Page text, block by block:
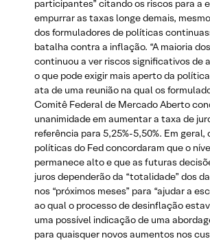
participantes” citando os riscos para a
empurrar as taxas longe demais, mesmo
dos formuladores de políticas
batalha contra a inflação. “A maioria
continuou a ver riscos significativos de
o que pode exigir mais aperto da
ata de uma reunião na qual os
Comitê Federal de Mercado Aberto
unanimidade em aumentar a taxa de
referência para 5,25%-5,50%. Em
políticas do Fed concordaram que o
permanece alto e que as futuras
juros dependerão da “totalidade” dos
nos “próximos meses” para “ajudar a
ao qual o processo de desinflação
uma possível indicação de uma
para quaisquer novos aumentos nos